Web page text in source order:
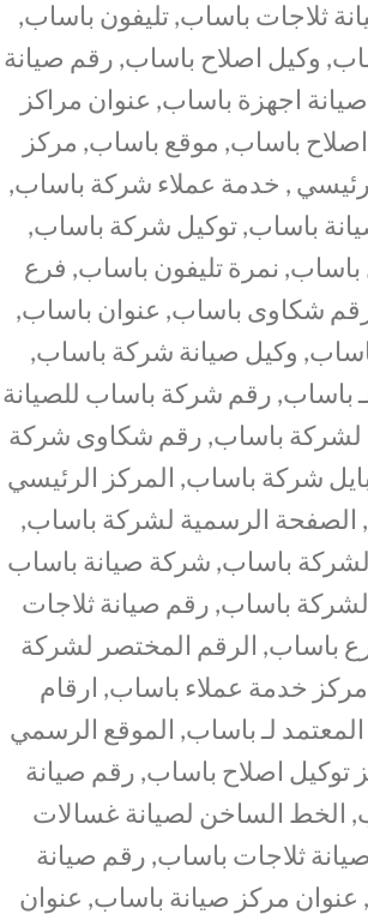
ثلاجات باساب, تليفون باساب,
وكيل اصلاح باساب, رقم صيانة
اجهزة باساب, عنوان مراكز
باساب, موقع باساب, مركز
, خدمة عملاء شركة باساب,
باساب, توكيل شركة باساب,
باساب, نمرة تليفون باساب, فرع
شكاوى باساب, عنوان باساب,
وكيل صيانة شركة باساب,
باساب, رقم شركة باساب للصيانة
لشركة باساب, رقم شكاوى شركة
شركة باساب, المركز الرئيسي
الرسمية لشركة باساب,
لشركة باساب, شركة صيانة باساب
باساب, رقم صيانة ثلاجات
باساب, الرقم المختصر لشركة
خدمة عملاء باساب, ارقام
لـ باساب, الموقع الرسمي
توكيل اصلاح باساب, رقم صيانة
الخط الساخن لصيانة غسالات
ثلاجات باساب, رقم صيانة
عنوان مركز صيانة باساب, عنوان